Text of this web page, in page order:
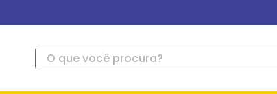
O que você procura?